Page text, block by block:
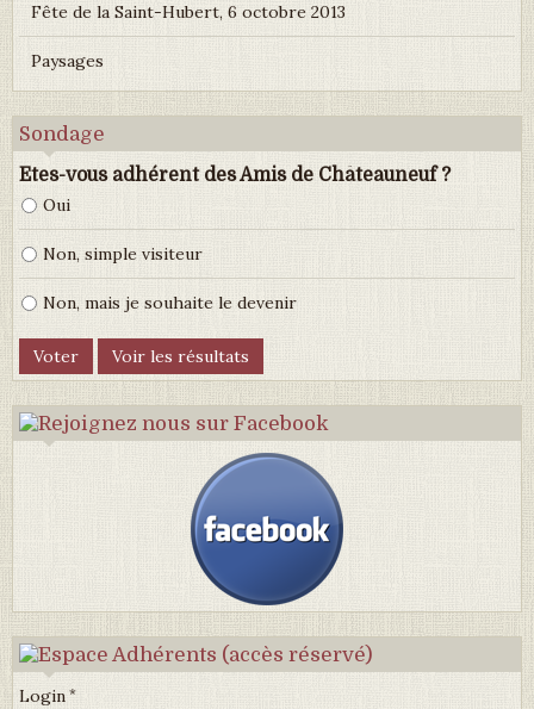
Fête de la Saint-Hubert, 6 octobre 2013
Paysages
Sondage
Etes-vous adhérent des Amis de Châteauneuf ?
Oui
Non, simple visiteur
Non, mais je souhaite le devenir
Login